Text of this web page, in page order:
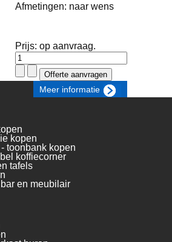
Afmetingen: naar wens
Prijs: op aanvraag.
Meer informatie
kopen
toonbank kopen
koffiecorner
tafels
en meubilair